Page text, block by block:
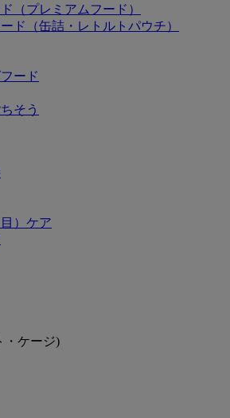
（プレミアムフード）
ド（缶詰・レトルトパウチ）
ード
そう
）ケア
・ケージ)